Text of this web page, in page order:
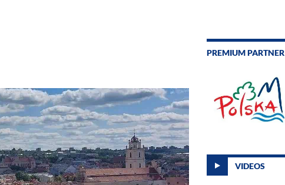
PREMIUM PARTNER
VIDEOS